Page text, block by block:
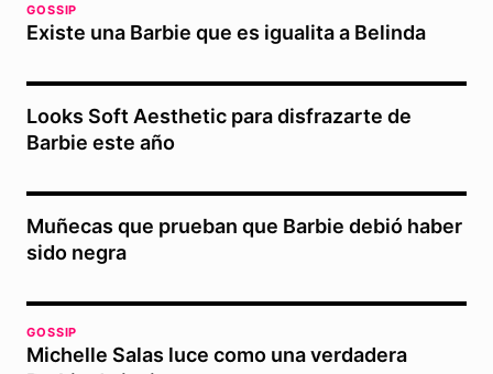
GOSSIP
Existe una Barbie que es igualita a Belinda
Looks Soft Aesthetic para disfrazarte de
Barbie este año
Muñecas que prueban que Barbie debió haber
sido negra
GOSSIP
Michelle Salas luce como una verdadera